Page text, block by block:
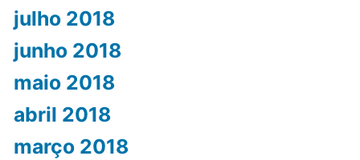
julho 2018
junho 2018
maio 2018
abril 2018
março 2018